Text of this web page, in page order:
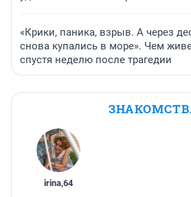
«Крики, паника, взрыв. А через
снова купались в море». Чем
спустя неделю после трагедии
irina,64